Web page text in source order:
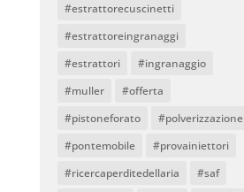
#estrattorecuscinetti
#estrattoreingranaggi
#estrattori
#ingranaggio
#muller
#offerta
#pistoneforato
#polverizzazione
#pontemobile
#provainiettori
#ricercaperditedellaria
#saf